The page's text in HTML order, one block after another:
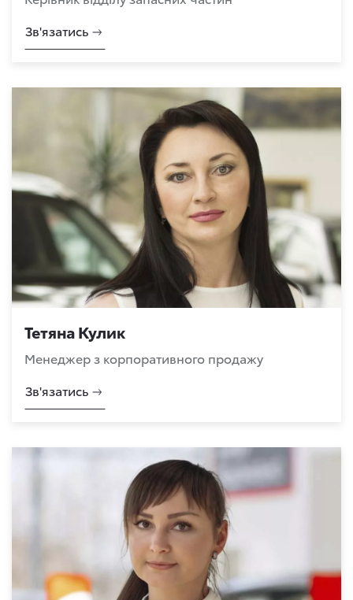
Зв'язатись
Тетяна Кулик
Менеджер з корпоративного продажу
Зв'язатись